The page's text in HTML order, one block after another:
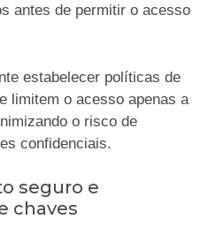
antes de permitir o acesso
estabelecer políticas de
limitem o acesso apenas a
o risco de
confidenciais.
seguro e
chaves